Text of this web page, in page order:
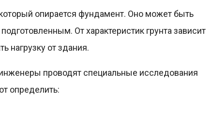
опирается фундамент. Оно может быть
От характеристик грунта зависит
нагрузку от здания.
проводят специальные исследования
определить: